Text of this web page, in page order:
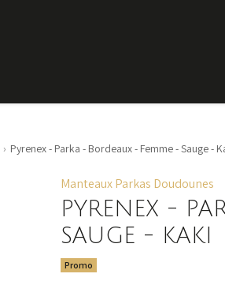
Pyrenex - Parka - Bordeaux - Femme - Sauge -
Manteaux Parkas Doudounes
PYRENEX -
SAUGE - KAKI
Promo